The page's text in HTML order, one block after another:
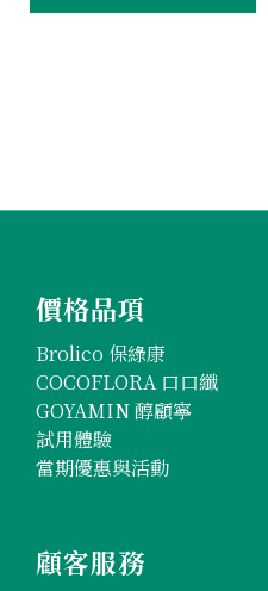
價格品項
Brolico 保綠康
COCOFLORA 口口纖
GOYAMIN 醇顧寧
試用體驗
當期優惠與活動
顧客服務